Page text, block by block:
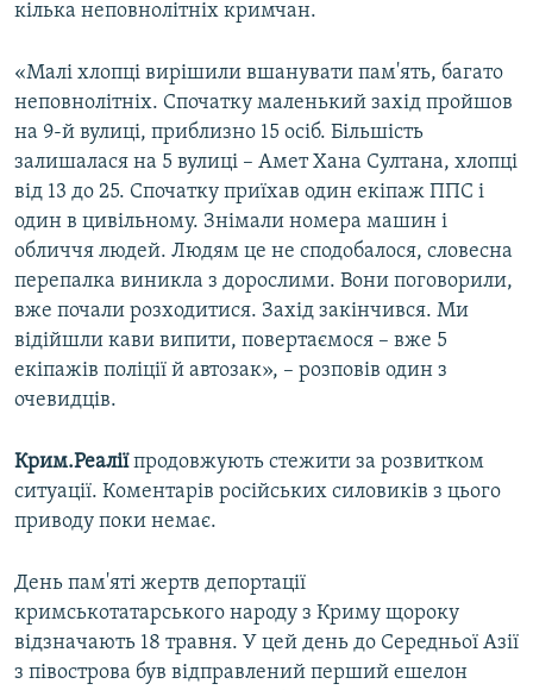
кілька неповнолітніх кримчан.
«Малі хлопці вирішили вшанувати пам'ять, багато
неповнолітніх. Спочатку маленький захід пройшов
на 9-й вулиці, приблизно 15 осіб. Більшість
залишалася на 5 вулиці – Амет Хана Султана, хлопці
від 13 до 25. Спочатку приїхав один екіпаж ППС і
один в цивільному. Знімали номера машин і
обличчя людей. Людям це не сподобалося, словесна
перепалка виникла з дорослими. Вони поговорили,
вже почали розходитися. Захід закінчився. Ми
відійшли кави випити, повертаємося – вже 5
екіпажів поліції й автозак», – розповів один з
очевидців.
Крим.Реаліїпродовжують стежити за розвитком
ситуації. Коментарів російських силовиків з цього
приводу поки немає.
День пам'яті жертв депортації
кримськотатарського народу з Криму щороку
відзначають 18 травня. У цей день до Середньої Азії
з півострова був відправлений перший ешелон